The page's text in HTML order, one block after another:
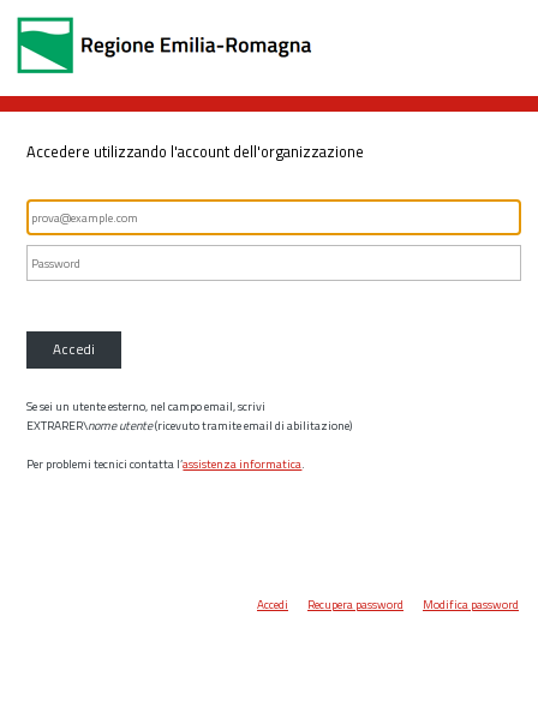
Accedere utilizzando l'account dell'organizzazione
Accedi
Se sei un utente esterno, nel campo email, scrivi
EXTRARER\nome utente(ricevuto tramite email di abilitazione)
Per problemi tecnici contatta l’assistenza informatica.
Accedi Recupera password Modifica password